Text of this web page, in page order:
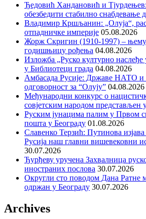
Ђедовић Хандановић и
обезбедити стабилно снабдевање
Владимир Кршљанин: „Олуја“,
отпадничке империје 05.08.2026
Жорж Скригин (1910-1997) –
годишњицу рођења 04.08.2026
Изложба „Руско културно наслеђе
у Библиотеци града 04.08.2026
Амбасада Русије: Државе НАТО и
одговорност за “Олују” 04.08.2026
Међународни конкурс о
совјетским народом представљен
Руским јунацима палим у Првом
пошта у Београду 01.08.2026
Славенко Терзић: Путинова изјава
Русија наш главни вишевековни
30.07.2026
Ђурђеву уручена Захвалница
иностраних послова 30.07.2026
Округли сто поводом Дана Ратне
одржан у Београду 30.07.2026
Archives